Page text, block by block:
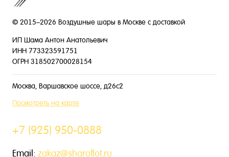
© 2015–2026 Воздушные шары в Москве с доставкой
ИП Шама Антон Анатольевич
ИНН 773323591751
ОГРН 318502700028154
Москва, Варшавское шоссе, д26с2
Посмотреть на карте
+7 (925) 950-0888
Email: zakaz@sharoflot.ru